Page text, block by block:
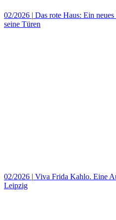
02/2026 | Das rote Haus: Ein
seine Türen
02/2026 | Viva Frida Kahlo. Eine
Leipzig